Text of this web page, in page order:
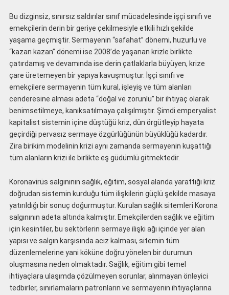
Bu dizginsiz, sınırsız saldırılar sınıf mücadelesinde işçi sınıfı ve
emekçilerin derin bir geriye çekilmesiyle etkili hızlı şekilde
yaşama geçmiştir. Sermayenin “safahat” dönemi, huzurlu ve
“kazan kazan” dönemi ise 2008’de yaşanan krizle birlikte
çatırdamış ve devamında ise derin çatlaklarla büyüyen, krize
çare üretemeyen bir yapıya kavuşmuştur. İşçi sınıfı ve
emekçilere sermayenin tüm kural, işleyiş ve tüm alanları
cenderesine alması adeta “doğal ve zorunlu” bir ihtiyaç olarak
benimsetilmeye, kanıksatılmaya çalışılmıştır. Şimdi emperyalist
kapitalist sistemin içine düştüğü kriz, dün örgütleyip hayata
geçirdiği pervasız sermaye özgürlüğünün büyüklüğü kadardır.
Zira birikim modelinin krizi aynı zamanda sermayenin kuşattığı
tüm alanların krizi ile birlikte eş güdümlü gitmektedir.
Koronavirüs salgınının sağlık, eğitim, sosyal alanda yarattığı kriz
doğrudan sistemin kurduğu tüm ilişkilerin güçlü şekilde masaya
yatırıldığı bir sonuç doğurmuştur. Kurulan sağlık sitemleri Korona
salgınının adeta altında kalmıştır. Emekçilerden sağlık ve eğitim
için kesintiler, bu sektörlerin sermaye ilişki ağı içinde yer alan
yapısı ve salgın karşısında aciz kalması, sitemin tüm
düzenlemelerine yani köküne doğru yönelen bir durumun
oluşmasına neden olmaktadır. Sağlık, eğitim gibi temel
ihtiyaçlara ulaşımda çözülmeyen sorunlar, alınmayan önleyici
tedbirler, sınırlamaların patronların ve sermayenin ihtiyaçlarına